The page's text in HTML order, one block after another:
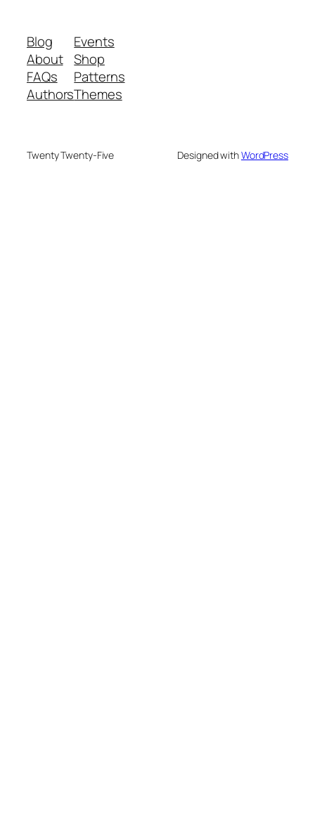
Blog
About
FAQs
Authors
Events
Shop
Patterns
Themes
Twenty Twenty-Five Designed withWordPress